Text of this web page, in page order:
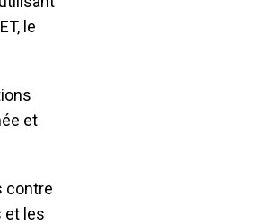
le
et
contre
et les